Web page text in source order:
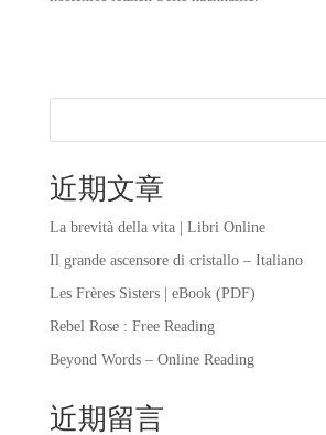
近期文章
La brevità della vita | Libri Online
Il grande ascensore di cristallo – Italiano
Les Frères Sisters | eBook (PDF)
Rebel Rose : Free Reading
Beyond Words – Online Reading
近期留言